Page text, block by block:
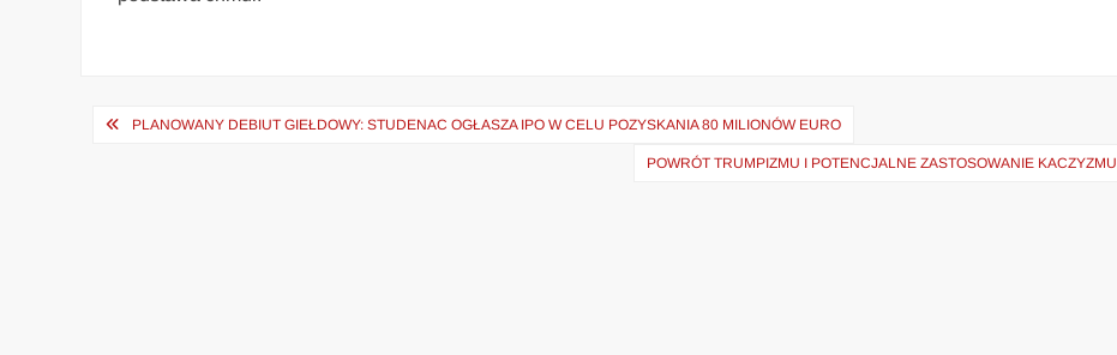
Nawigacja
PLANOWANY DEBIUT GIEŁDOWY: STUDENAC OGŁASZA IPO W CELU POZYSKANIA 80 MILIONÓW EURO
POWRÓT TRUMPIZMU I POTENCJALNE ZASTOSOWANIE KACZYZMU